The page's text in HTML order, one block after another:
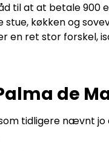
til at at betale 900
stue, køkken og
en ret stor forskel,
de
tidligere nævnt